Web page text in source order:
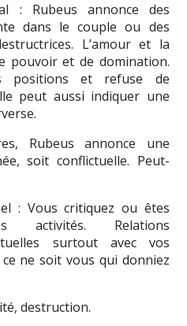
: Rubeus annonce des
dans le couple ou des
L’amour et la
pouvoir et de domination.
positions et refuse de
peut aussi indiquer une
Rubeus annonce une
soit conflictuelle. Peut-
: Vous critiquez ou êtes
activités. Relations
surtout avec vos
ne soit vous qui donniez
destruction.